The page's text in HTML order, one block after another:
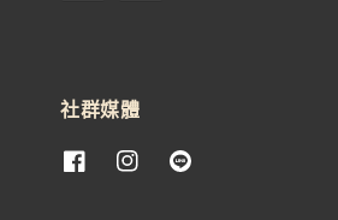
社群媒體